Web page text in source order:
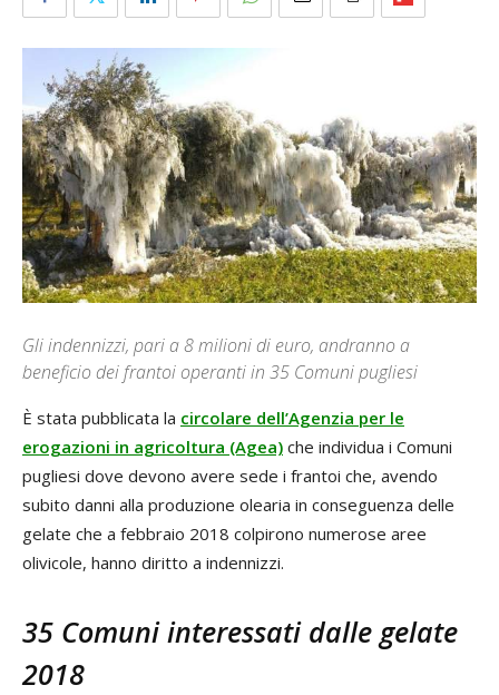
Gli indennizzi, pari a 8 milioni di euro, andranno a
beneficio dei frantoi operanti in 35 Comuni pugliesi
È stata pubblicata la circolare dell’Agenzia per le
erogazioni in agricoltura (Agea) che individua i Comuni
pugliesi dove devono avere sede i frantoi che, avendo
subito danni alla produzione olearia in conseguenza delle
gelate che a febbraio 2018 colpirono numerose aree
olivicole, hanno diritto a indennizzi.
35 Comuni interessati dalle gelate
2018